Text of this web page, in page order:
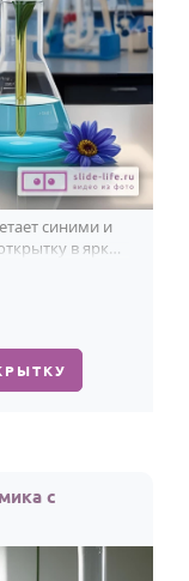
синими и
в яркое
с